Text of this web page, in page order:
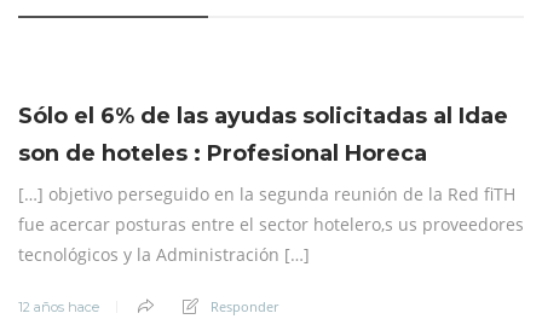
Sólo el 6% de las ayudas solicitadas al Idae
son de hoteles : Profesional Horeca
[…] objetivo perseguido en la segunda reunión de la Red fiTH
fue acercar posturas entre el sector hotelero,s us proveedores
tecnológicos y la Administración […]
12 años hace Responder